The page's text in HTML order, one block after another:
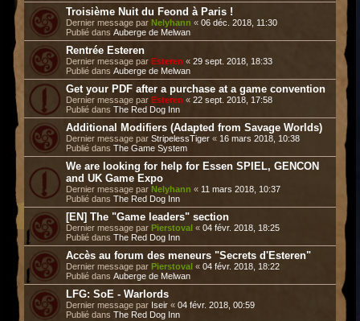
Troisième Nuit du Feond à Paris !
Dernier message par Nelyhann « 06 déc. 2018, 11:30
Publié dans Auberge de Melwan
Rentrée Esteren
Dernier message par Esteren « 29 sept. 2018, 18:33
Publié dans Auberge de Melwan
Get your PDF after a purchase at a game convention
Dernier message par Esteren « 22 sept. 2018, 17:58
Publié dans The Red Dog Inn
Additional Modifiers (Adapted from Savage Worlds)
Dernier message par StripelessTiger « 16 mars 2018, 10:38
Publié dans The Game System
We are looking for help for Essen SPIEL, GENCON
and UK Game Expo
Dernier message par Nelyhann « 11 mars 2018, 10:37
Publié dans The Red Dog Inn
[EN] The "Game leaders" section
Dernier message par Pierstoval « 04 févr. 2018, 18:25
Publié dans The Red Dog Inn
Accès au forum des meneurs "Secrets d'Esteren"
Dernier message par Pierstoval « 04 févr. 2018, 18:22
Publié dans Auberge de Melwan
LFG: SoE - Warlords
Dernier message par Iseir « 04 févr. 2018, 00:59
Publié dans The Red Dog Inn